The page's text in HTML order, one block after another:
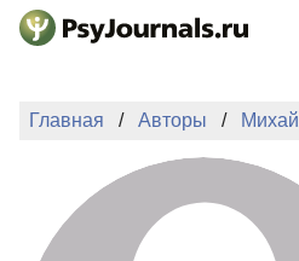
Перейти к основному
ПОДАТЬ
БАЗА
КЛЮЧЕВЫЕ
Главная Авторы